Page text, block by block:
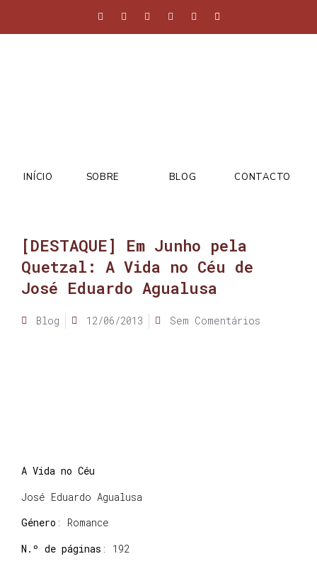
INÍCIO SOBRE BLOG CONTACTO
[DESTAQUE] Em Junho pela
Quetzal: A Vida no Céu de
José Eduardo Agualusa
Blog 12/06/2013 Sem Comentários
A Vida no Céu
José Eduardo Agualusa
Género : Romance
N.º de páginas : 192